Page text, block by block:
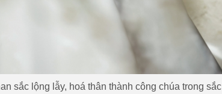
sắc lộng lẫy, hoá thân thành công chúa trong sắc